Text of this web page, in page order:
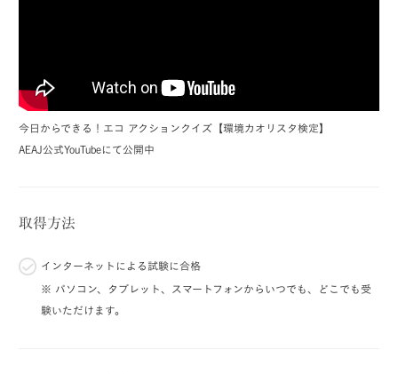
今日からできる！エコ アクションクイズ【環境カオリスタ検定】
AEAJ公式YouTubeにて公開中
取得方法
インターネットによる試験に合格
※ パソコン、タブレット、スマートフォンからいつでも、どこでも受
験いただけます。